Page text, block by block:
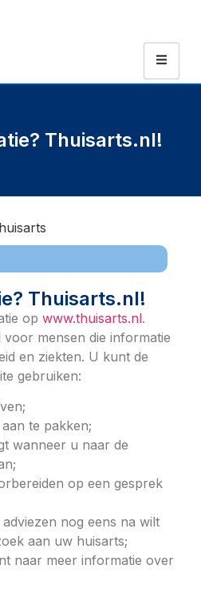
Thuisarts.nl!
Thuisarts.nl!
op www.thuisarts.nl.
mensen die informatie
en ziekten. U kunt de
gebruiken:
te pakken;
wanneer u naar de
op een gesprek
nog eens na wilt
aan uw huisarts;
naar meer informatie over